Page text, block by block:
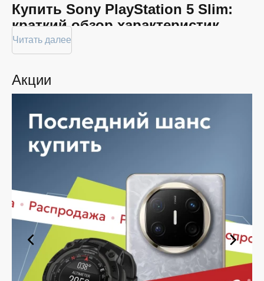
Купить Sony PlayStation 5 Slim:
краткий обзор характеристик
консоли
современные технические решения. Ключевые
характеристики, на которые следует обратить
Увеличенный SSD-накопитель объёмом 1 ТБ для
хранения игр и мультимедиа;
Съёмный дисковод, упрощающий обслуживание
и расширяющий варианты использования;
Поддержка 4K и HDR для максимального
Компактный корпус, удобный для размещения
даже в ограниченном пространстве;
Высокая производительность и стабильность
при любом игровом сценарии.
PS 5 Slim — это игровой центр нового поколения,
который обеспечивает высокое качество
изображения, удобство в эксплуатации и
совместимость с широким спектром аксессуаров.
Читать далее
Акции